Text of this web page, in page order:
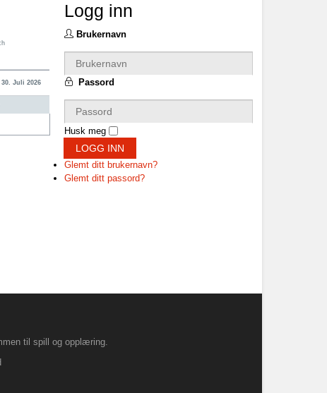
Juli 2026
Logg inn
Brukernavn
Passord
Husk meg
LOGG INN
Glemt ditt brukernavn?
Glemt ditt passord?
til spill og opplæring.